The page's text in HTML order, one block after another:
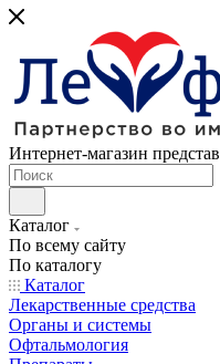
Интернет-магазин
Каталог
По всему сайту
По каталогу
Каталог
Лекарственные средства
Органы и системы
Офтальмология